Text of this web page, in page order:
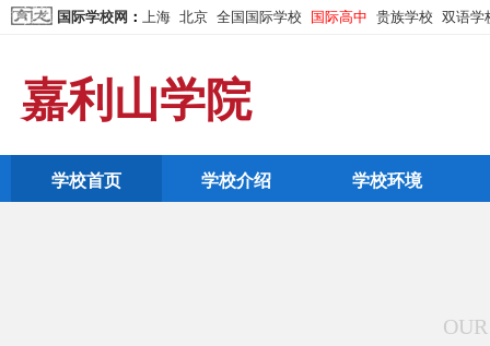
国际学校网 ： 上海 北京 全国国际学校 国际高中 贵族学校 双语学
嘉利山学院
学校首页 学校介绍 学校环境